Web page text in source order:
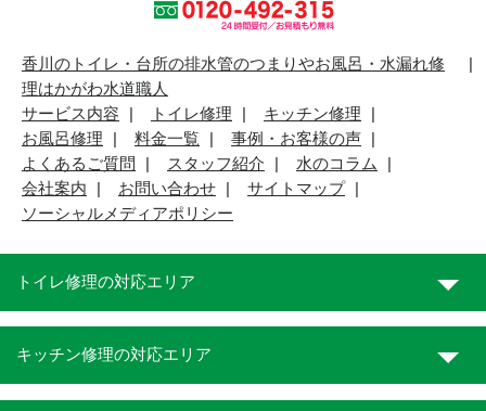
香川のトイレ・台所の排水管のつまりやお風呂・水漏れ修
理はかがわ水道職人
サービス内容
トイレ修理
キッチン修理
お風呂修理
料金一覧
事例・お客様の声
よくあるご質問
スタッフ紹介
水のコラム
会社案内
お問い合わせ
サイトマップ
ソーシャルメディアポリシー
トイレ修理の対応エリア
キッチン修理の対応エリア